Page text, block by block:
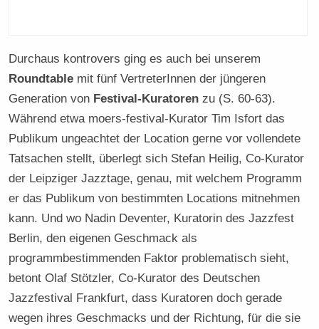
Durchaus kontrovers ging es auch bei unserem
Roundtable mit fünf VertreterInnen der jüngeren
Generation von Festival-Kuratoren zu (S. 60-63).
Während etwa moers-festival-Kurator Tim Isfort das
Publikum ungeachtet der Location gerne vor vollendete
Tatsachen stellt, überlegt sich Stefan Heilig, Co-Kurator
der Leipziger Jazztage, genau, mit welchem Programm
er das Publikum von bestimmten Locations mitnehmen
kann. Und wo Nadin Deventer, Kuratorin des Jazzfest
Berlin, den eigenen Geschmack als
programmbestimmenden Faktor problematisch sieht,
betont Olaf Stötzler, Co-Kurator des Deutschen
Jazzfestival Frankfurt, dass Kuratoren doch gerade
wegen ihres Geschmacks und der Richtung, für die sie